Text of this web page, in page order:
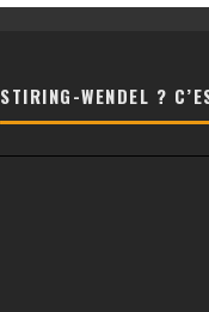
STIRING-WENDEL ?